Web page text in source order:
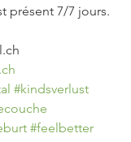
présent 7/7 jours.
#kindsverlust
#feelbetter